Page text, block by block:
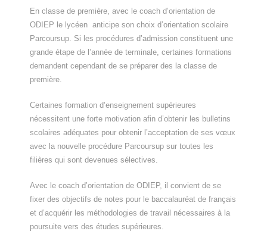
En classe de première, avec le coach d’orientation de
ODIEP le lycéen anticipe son choix d’orientation scolaire
Parcoursup. Si les procédures d’admission constituent une
grande étape de l’année de terminale, certaines formations
demandent cependant de se préparer des la classe de
première.
Certaines formation d’enseignement supérieures
nécessitent une forte motivation afin d’obtenir les bulletins
scolaires adéquates pour obtenir l’acceptation de ses vœux
avec la nouvelle procédure Parcoursup sur toutes les
filières qui sont devenues sélectives.
Avec le coach d’orientation de ODIEP, il convient de se
fixer des objectifs de notes pour le baccalauréat de français
et d’acquérir les méthodologies de travail nécessaires à la
poursuite vers des études supérieures.